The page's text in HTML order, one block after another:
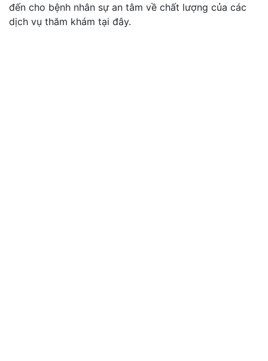
đến cho bệnh nhân sự an tâm về chất lượng của các
dịch vụ thăm khám tại đây.